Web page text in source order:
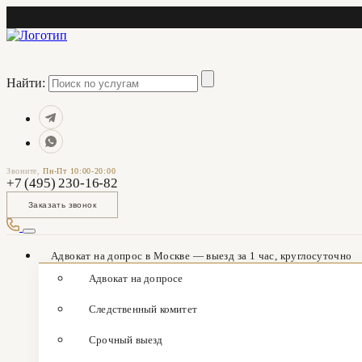
Найти:
Звоните,Пн-Пт 10:00-20:00
+7 (495) 230-16-82
Заказать звонок
Адвокат на допрос в Москве — выезд за 1 час, круглосуточно
Адвокат на допросе
Следственный комитет
Срочный выезд